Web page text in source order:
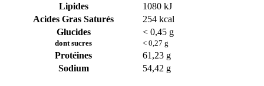
Lipides
1080 kJ
Acides Gras Saturés
254 kcal
Glucides
dont sucres
< 0,45 g
< 0,27 g
Protéines
61,23 g
Sodium
54,42 g